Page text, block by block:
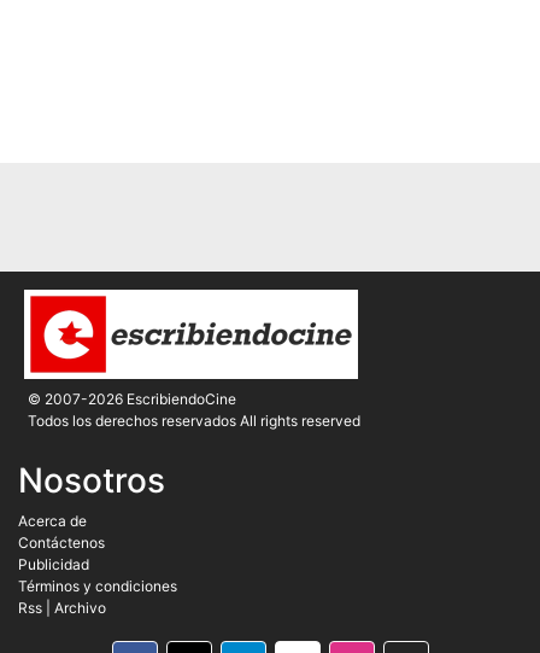
© 2007-2026 EscribiendoCine
Todos los derechos reservados All rights reserved
Nosotros
Acerca de
Contáctenos
Publicidad
Términos y condiciones
Rss
Archivo